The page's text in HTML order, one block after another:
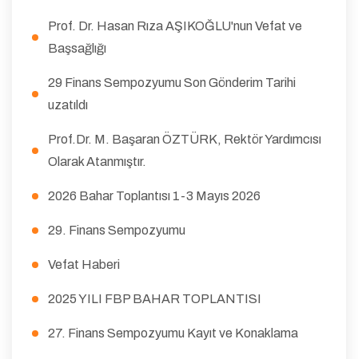
Prof. Dr. Hasan Rıza AŞIKOĞLU'nun Vefat ve
Başsağlığı
29 Finans Sempozyumu Son Gönderim Tarihi
uzatıldı
Prof.Dr. M. Başaran ÖZTÜRK, Rektör Yardımcısı
Olarak Atanmıştır.
2026 Bahar Toplantısı 1-3 Mayıs 2026
29. Finans Sempozyumu
Vefat Haberi
2025 YILI FBP BAHAR TOPLANTISI
27. Finans Sempozyumu Kayıt ve Konaklama